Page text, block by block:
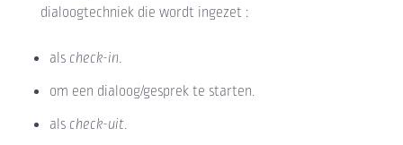
dialoogtechniek die wordt ingezet :
als check-in.
om een dialoog/gesprek te starten.
als check-uit.